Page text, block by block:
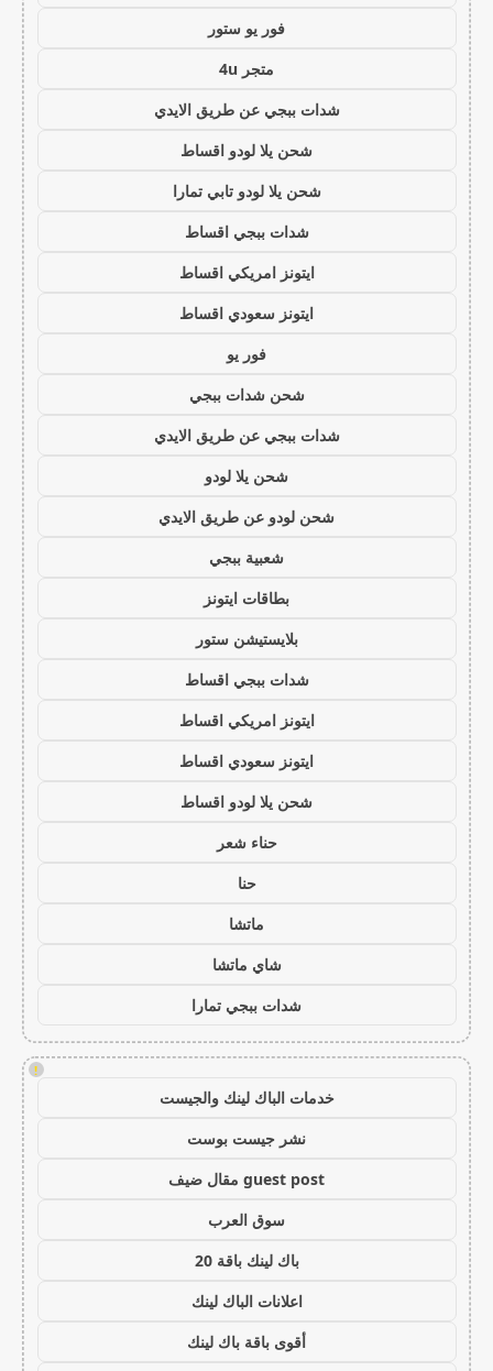
فور يو ستور
متجر 4u
شدات ببجي عن طريق الايدي
شحن يلا لودو اقساط
شحن يلا لودو تابي تمارا
شدات ببجي اقساط
ايتونز امريكي اقساط
ايتونز سعودي اقساط
فور يو
شحن شدات ببجي
شدات ببجي عن طريق الايدي
شحن يلا لودو
شحن لودو عن طريق الايدي
شعبية ببجي
بطاقات ايتونز
بلايستيشن ستور
شدات ببجي اقساط
ايتونز امريكي اقساط
ايتونز سعودي اقساط
شحن يلا لودو اقساط
حناء شعر
حنا
ماتشا
شاي ماتشا
شدات ببجي تمارا
!
خدمات الباك لينك والجيست
نشر جيست بوست
guest post مقال ضيف
سوق العرب
باك لينك باقة 20
اعلانات الباك لينك
أقوى باقة باك لينك